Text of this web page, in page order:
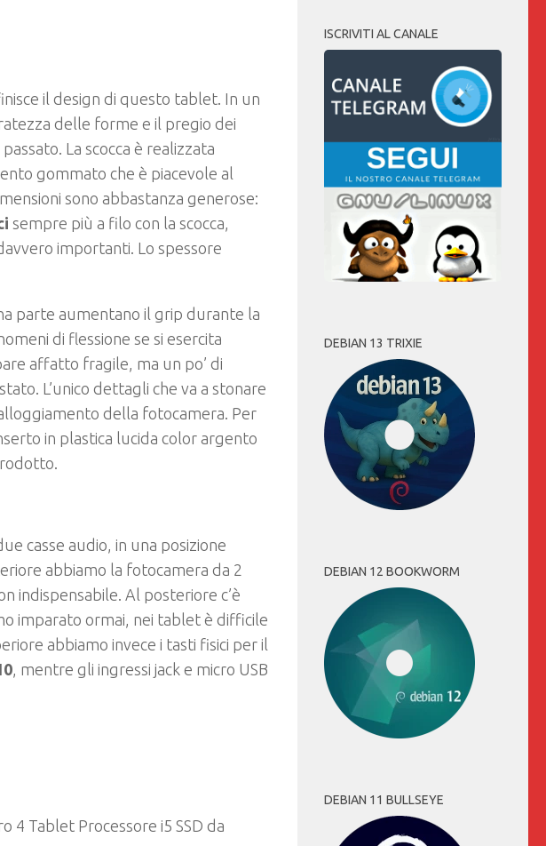
il design di questo tablet. In un
delle forme e il pregio dei
La scocca è realizzata
gommato che è piacevole al
sono abbastanza generose:
sempre più a filo con la scocca,
importanti. Lo spessore
parte aumentano il grip durante la
di flessione se si esercita
affatto fragile, ma un po’ di
L’unico dettagli che va a stonare
della fotocamera. Per
in plastica lucida color argento
casse audio, in una posizione
abbiamo la fotocamera da 2
indispensabile. Al posteriore c’è
imparato ormai, nei tablet è difficile
abbiamo invece i tasti fisici per il
, mentre gli ingressi jack e micro USB
ISCRIVITI AL CANALE
DEBIAN 13 TRIXIE
DEBIAN 12 BOOKWORM
DEBIAN 11 BULLSEYE